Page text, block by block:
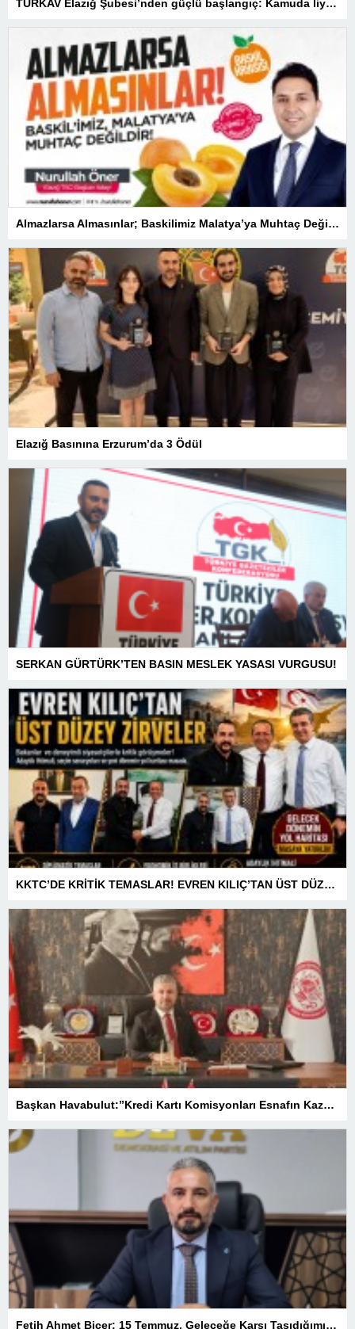
TÜRKAV Elazığ Şubesi’nden güçlü başlangıç: Kamuda liyakatin en gür sesi olacağız
Almazlarsa Almasınlar; Baskilimiz Malatya’ya Muhtaç Değildir
Elazığ Basınına Erzurum’da 3 Ödül
SERKAN GÜRTÜRK’TEN BASIN MESLEK YASASI VURGUSU!
KKTC’DE KRİTİK TEMASLAR! EVREN KILIÇ’TAN ÜST DÜZEY ZİRVELER
Başkan Havabulut:”Kredi Kartı Komisyonları Esnafın Kazancını Eritiyor”
Fetih Ahmet Biçer: 15 Temmuz, Geleceğe Karşı Taşıdığımız Sorumluluğu Hatırlatan Bir Milattır